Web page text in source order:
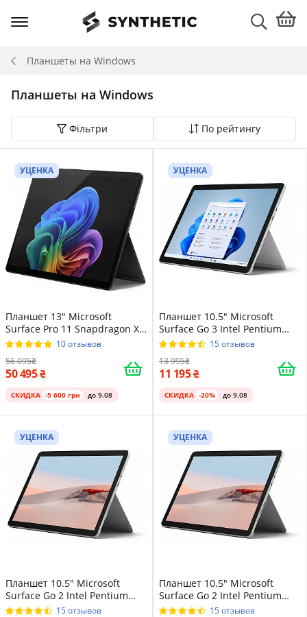
Планшеты на Windows
Планшеты на Windows
Фільтри По рейтингу
УЦЕНКА
Планшет 13" Microsoft
Surface Pro 11 Snapdragon X
Elite 16/256GB Windows 11
10 отзывов
56 095
50 495
СКИДКА -5 600 грн до 9.08
УЦЕНКА
Планшет 10.5" Microsoft
Surface Go 3 Intel Pentium
Gold 6500Y 8/128GB Windows
Platinum
15 отзывов
13 995
11 195
СКИДКА -20% до 9.08
УЦЕНКА
Планшет 10.5" Microsoft
Surface Go 2 Intel Pentium
4425Y 4/64GB Windows 11
15 отзывов
УЦЕНКА
Планшет 10.5" Microsoft
Surface Go 2 Intel Pentium
4425Y 4/64GB Windows 11
15 отзывов